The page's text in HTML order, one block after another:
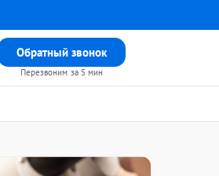
Обратный звонок
Перезвоним за 5 мин